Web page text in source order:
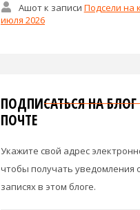
Ашотк записи Подсели на
июля 2026
ПОДПИСАТЬСЯ НА
ПОЧТЕ
Укажите свой адрес
чтобы получать уведомления
записях в этом блоге.